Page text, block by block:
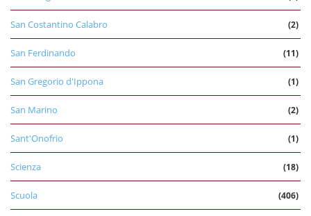
San Costantino Calabro (2)
San Ferdinando (11)
San Gregorio d'Ippona (1)
San Marino (2)
Sant'Onofrio (1)
Scienza (18)
Scuola (406)